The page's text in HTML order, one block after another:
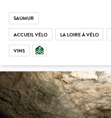
SAUMUR
ACCUEIL VÉLO LA LOIRE À VÉLO
VINS